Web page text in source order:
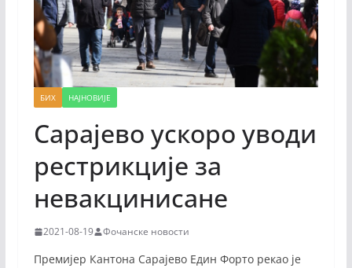
БИХ НАЈНОВИЈЕ
Сарајево ускоро уводи
рестрикције за
невакцинисане
2021-08-19 Фочанске новости
Премијер Кантона Сарајево Един Форто рекао је